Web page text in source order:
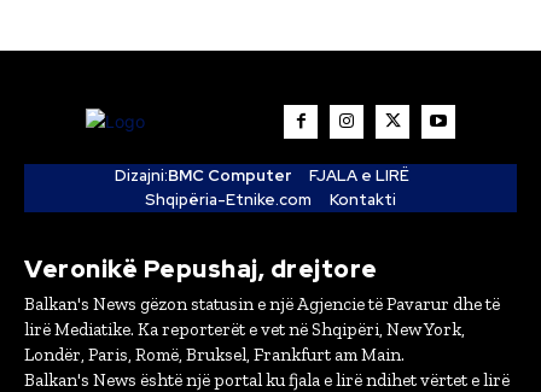
Dizajni:BMC Computer
FJALA e LIRË
Shqipëria-Etnike.com
Kontakti
Veronikë Pepushaj, drejtore
Balkan's News gëzon statusin e një Agjencie të Pavarur dhe të
lirë Mediatike. Ka reporterët e vet në Shqipëri, New York,
Londër, Paris, Romë, Bruksel, Frankfurt am Main.
Balkan's News është një portal ku fjala e lirë ndihet vërtet e lirë